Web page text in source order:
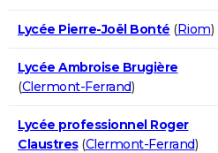
Lycée Pierre-Joël Bonté (Riom)
Lycée Ambroise Brugière
(Clermont-Ferrand)
Lycée professionnel Roger
Claustres(Clermont-Ferrand)